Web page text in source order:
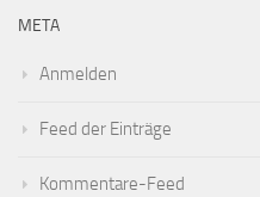
META
Anmelden
Feed der Einträge
Kommentare-Feed